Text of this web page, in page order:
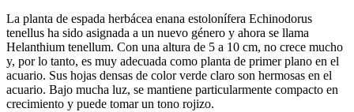
La planta de espada herbácea enana estolonífera Echinodorus
tenellus ha sido asignada a un nuevo género y ahora se llama
Helanthium tenellum. Con una altura de 5 a 10 cm, no crece mucho
y, por lo tanto, es muy adecuada como planta de primer plano en el
acuario. Sus hojas densas de color verde claro son hermosas en el
acuario. Bajo mucha luz, se mantiene particularmente compacto en
crecimiento y puede tomar un tono rojizo.